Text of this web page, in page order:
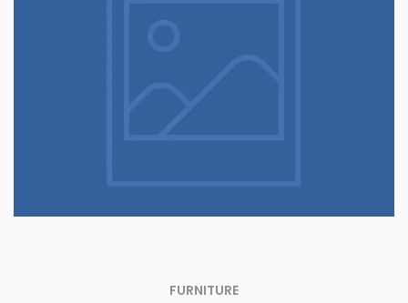
FURNITURE